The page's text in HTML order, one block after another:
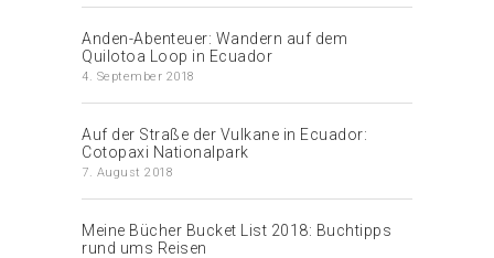
Anden-Abenteuer: Wandern auf dem
Quilotoa Loop in Ecuador
4. September 2018
Auf der Straße der Vulkane in Ecuador:
Cotopaxi Nationalpark
7. August 2018
Meine Bücher Bucket List 2018: Buchtipps
rund ums Reisen